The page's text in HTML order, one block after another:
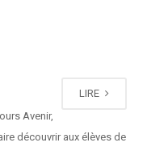
LIRE
Avenir,
découvrir aux élèves de